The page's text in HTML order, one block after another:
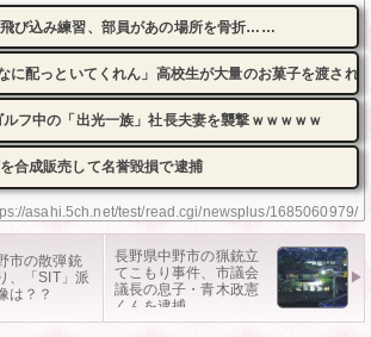
asahi.5ch.net/test/read.cgi/newsplus/1685060979/
飛び込み練習、部員があの場所を骨折……
に配っといてくれん」高校生が大量のお菓子を渡され
ルフ中の「出光一族」社長夫妻を襲撃ｗｗｗｗｗ
合成販売して名誉毀損で逮捕
市の散弾銃
、「SIT」派
は？？
長野県中野市の猟銃立
てこもり事件、市議会
議長の息子・青木政憲
くんを逮捕